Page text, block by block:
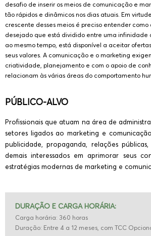
desafio de inserir os meios de comunicação e
tão rápidos e dinâmicos nos dias atuais. Em
crescente desses meios é preciso entender como
desejado que está dividido entre uma infinidade
ao mesmo tempo, está disponível a aceitar
seus valores. A comunicação e o marketing
criatividade, planejamento e com o apoio de
relacionam às várias áreas do comportamento
PÚBLICO-ALVO
Profissionais que atuam na área de
setores ligados ao marketing e
publicidade, propaganda, relações
demais interessados em aprimorar seus
estratégias modernas de marketing e
DURAÇÃO E CARGA HORÁRIA:
Carga horária: 360 horas
Duração: Entre 4 a 12 meses, com TCC